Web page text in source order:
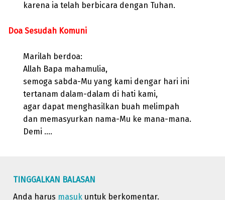
karena ia telah berbicara dengan Tuhan.
Doa Sesudah Komuni
Marilah berdoa:
Allah Bapa mahamulia,
semoga sabda-Mu yang kami dengar hari ini
tertanam dalam-dalam di hati kami,
agar dapat menghasilkan buah melimpah
dan memasyurkan nama-Mu ke mana-mana.
Demi ….
TINGGALKAN BALASAN
Anda harus masukuntuk berkomentar.